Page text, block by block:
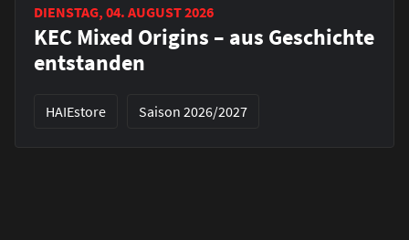
DIENSTAG, 04. AUGUST 2026
KEC Mixed Origins – aus Geschichte
entstanden
HAIEstore Saison 2026/2027